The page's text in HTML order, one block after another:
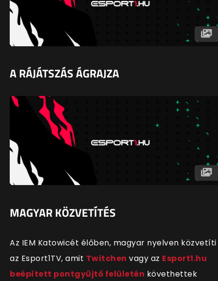
A RÁJÁTSZÁS ÁGRAJZA
MAGYAR KÖZVETÍTÉS
Az IEM Katowicét élőben, magyar nyelven közvetíti
az Esport1TV, amit Twitchen vagy az Esport1.hu
beépített pontgyűjtő felületén követhettek